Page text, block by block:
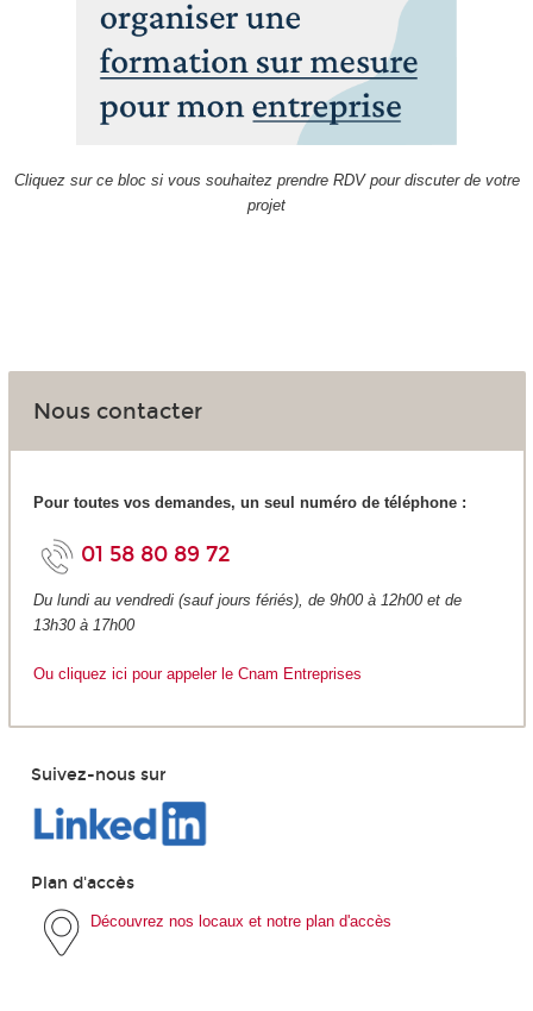
Cliquez sur ce bloc si vous souhaitez prendre RDV pour discuter de votre
projet
Nous contacter
Pour toutes vos demandes, un seul numéro de téléphone :
01 58 80 89 72
Du lundi au vendredi (sauf jours fériés), de 9h00 à 12h00 et de
13h30 à 17h00
Ou cliquez ici pour appeler le Cnam Entreprises
Suivez-nous sur
Plan d'accès
Découvrez nos locaux et notre plan d'accès